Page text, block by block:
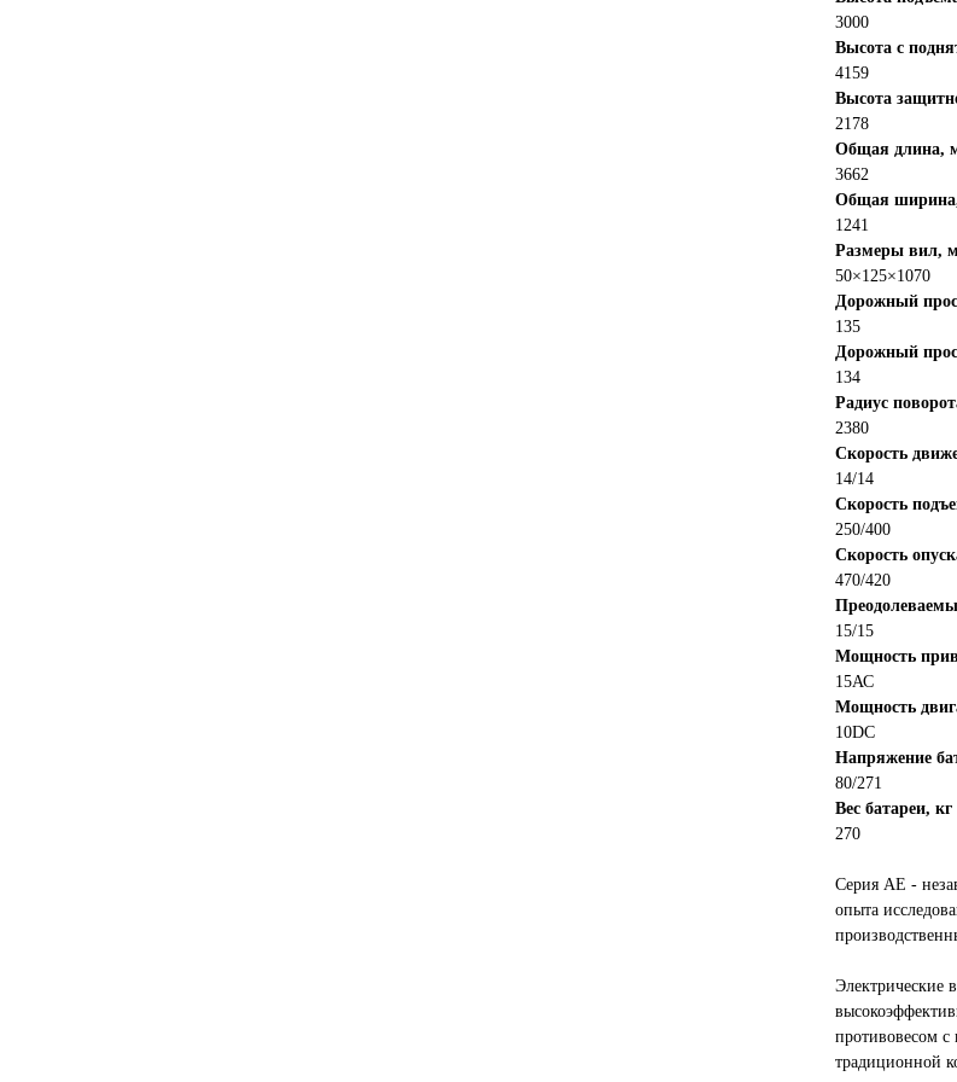
3000
Высота с
4159
Высота
2178
Общая длина,
3662
Общая
1241
Размеры вил,
50×125×1070
Дорожный
135
Дорожный
134
Радиус
2380
Скорость
14/14
Скорость
250/400
Скорость
470/420
15/15
Мощность
15АС
Мощность
10DC
Напряжение
80/271
Вес батареи, кг
270
Серия АЕ -
опыта
Электрические
противовесом с
традиционной
Предоставляем отсрочку платежа на 90 дней!